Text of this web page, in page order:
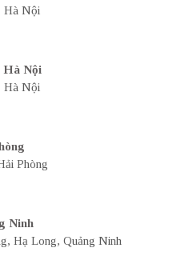
Hà Nội
Hà Nội
Hà Nội
Phòng
Ninh
Hạ Long, Quảng Ninh